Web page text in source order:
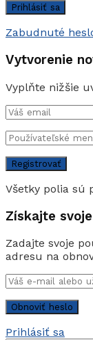
Zabudnuté
Vytvorenie
Vyplňte nižšie
Všetky polia sú
Získajte
Zadajte svoje
adresu na
Prihlásiť sa